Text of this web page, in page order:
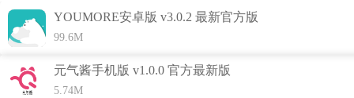
YOUMORE安卓版 v3.0.2 最新官方版
99.6M
元气酱手机版 v1.0.0 官方最新版
5.74M